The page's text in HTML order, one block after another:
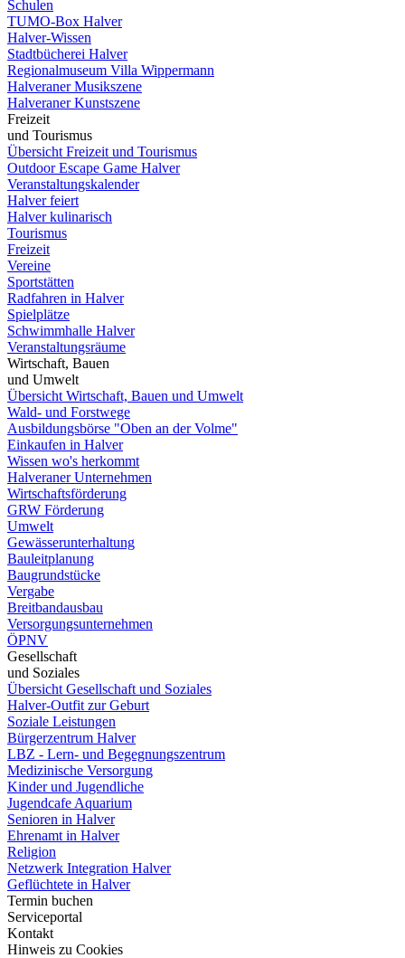
Schulen
TUMO-Box Halver
Halver-Wissen
Stadtbücherei Halver
Regionalmuseum Villa Wippermann
Halveraner Musikszene
Halveraner Kunstszene
Freizeit
und Tourismus
Übersicht Freizeit und Tourismus
Outdoor Escape Game Halver
Veranstaltungskalender
Halver feiert
Halver kulinarisch
Tourismus
Freizeit
Vereine
Sportstätten
Radfahren in Halver
Spielplätze
Schwimmhalle Halver
Veranstaltungsräume
Wirtschaft, Bauen
und Umwelt
Übersicht Wirtschaft, Bauen und Umwelt
Wald- und Forstwege
Ausbildungsbörse "Oben an der Volme"
Einkaufen in Halver
Wissen wo's herkommt
Halveraner Unternehmen
Wirtschaftsförderung
GRW Förderung
Umwelt
Gewässerunterhaltung
Bauleitplanung
Baugrundstücke
Vergabe
Breitbandausbau
Versorgungsunternehmen
ÖPNV
Gesellschaft
und Soziales
Übersicht Gesellschaft und Soziales
Halver-Outfit zur Geburt
Soziale Leistungen
Bürgerzentrum Halver
LBZ - Lern- und Begegnungszentrum
Medizinische Versorgung
Kinder und Jugendliche
Jugendcafe Aquarium
Senioren in Halver
Ehrenamt in Halver
Religion
Netzwerk Integration Halver
Geflüchtete in Halver
Termin buchen
Serviceportal
Kontakt
Hinweis zu Cookies